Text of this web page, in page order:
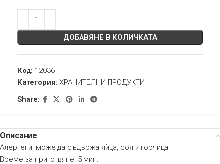
ДОБАВЯНЕ В КОЛИЧКАТА
Код: 12036
Категория: ХРАНИТЕЛНИ ПРОДУКТИ
Share:
Описание
Алергени: може да съдържа яйца, соя и горчица
Време за приготвяне: 5 мин.